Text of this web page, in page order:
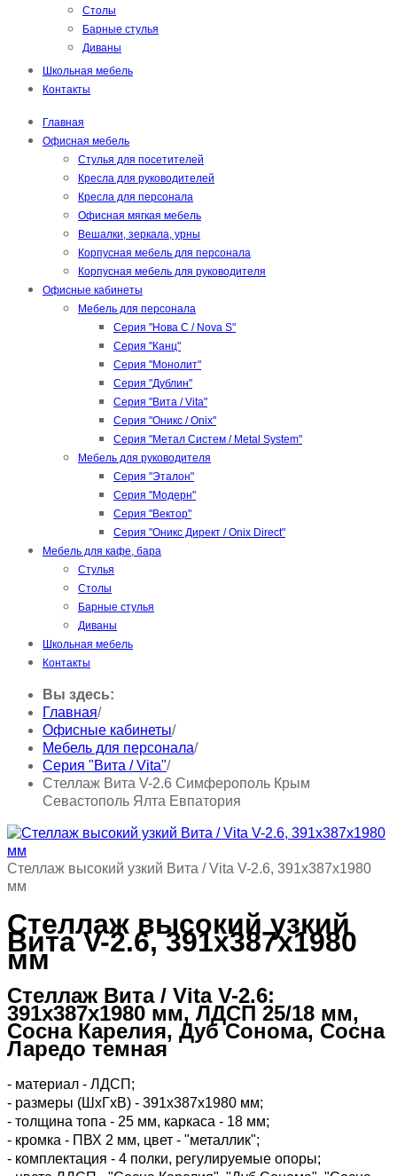
Столы
Барные стулья
Диваны
Школьная мебель
Контакты
Главная
Офисная мебель
Стулья для посетителей
Кресла для руководителей
Кресла для персонала
Офисная мягкая мебель
Вешалки, зеркала, урны
Корпусная мебель для персонала
Корпусная мебель для руководителя
Офисные кабинеты
Мебель для персонала
Серия "Нова С / Nova S"
Серия "Канц"
Серия "Монолит"
Серия "Дублин"
Серия "Вита / Vita"
Серия "Оникс / Onix"
Серия "Метал Систем / Metal System"
Мебель для руководителя
Серия "Эталон"
Серия "Модерн"
Серия "Вектор"
Серия "Оникс Директ / Onix Direct"
Мебель для кафе, бара
Стулья
Столы
Барные стулья
Диваны
Школьная мебель
Контакты
Вы здесь:
Главная/
Офисные кабинеты/
Мебель для персонала/
Серия "Вита / Vita"/
Стеллаж Вита V-2.6 Симферополь Крым
Севастополь Ялта Евпатория
Стеллаж высокий узкий Вита / Vita V-2.6, 391х387х1980
мм
Стеллаж высокий узкий
Вита V-2.6, 391х387х1980
мм
Стеллаж Вита / Vita V-2.6:
391х387х1980 мм, ЛДСП 25/18 мм,
Сосна Карелия, Дуб Сонома, Сосна
Ларедо темная
- материал - ЛДСП;
- размеры (ШхГхВ) - 391х387х1980 мм;
- толщина топа - 25 мм, каркаса - 18 мм;
- кромка - ПВХ 2 мм, цвет - "металлик";
- комплектация - 4 полки, регулируемые опоры;